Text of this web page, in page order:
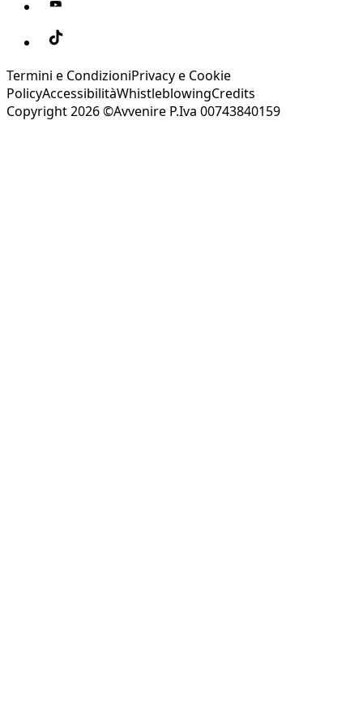
Termini e CondizioniPrivacy e Cookie
PolicyAccessibilitàWhistleblowingCredits
Copyright 2026 ©Avvenire P.Iva 00743840159